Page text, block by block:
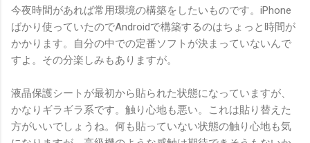
今夜時間があれば常用環境の構築をしたいものです。iPhone
ばかり使っていたのでAndroidで構築するのはちょっと時間が
かかります。自分の中での定番ソフトが決まっていないんで
すよ。その分楽しみもありますが。
液晶保護シートが最初から貼られた状態になっていますが、
かなりギラギラ系です。触り心地も悪い。これは貼り替えた
方がいいでしょうね。何も貼っていない状態の触り心地も気